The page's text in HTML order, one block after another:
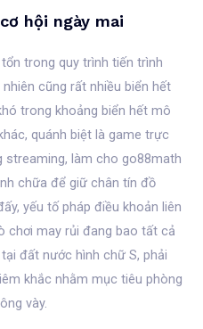
hội ngày mai
trong quy trình tiến trình
cũng rất nhiều biển hết
trong khoảng biển hết mô
quánh biệt là game trực
streaming, làm cho go88math
chữa để giữ chân tín đồ
yếu tố pháp điều khoản liên
chơi may rủi đang bao tất cả
đất nước hình chữ S, phải
khắc nhằm mục tiêu phòng
vày.